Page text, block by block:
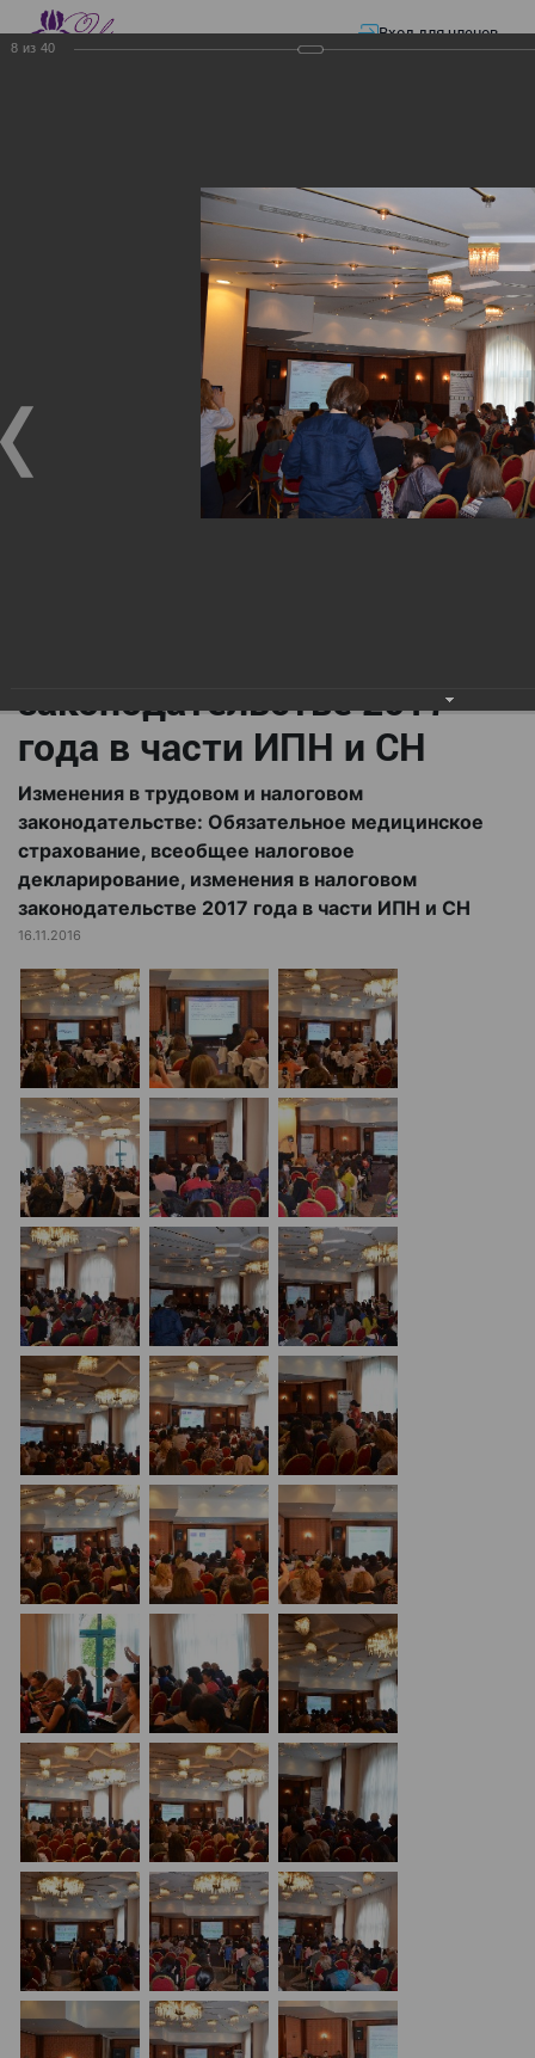
Вход для членов
Презентации —Изменения в трудовом и налоговом
законодательстве: Обязательное медицинское страхование, всеобщее
налоговое декларирование, изменения в налоговом законодательстве
2017 года в части ИПН и СН
Изменения в трудовом и
налоговом
законодательстве:
Обязательное
медицинское страхование,
законодательстве 2017
года в части ИПН и СН
Изменения в трудовом и налоговом
законодательстве: Обязательное медицинское
страхование, всеобщее налоговое
декларирование, изменения в налоговом
законодательстве 2017 года в части ИПН и СН
16.11.2016
8 из 40